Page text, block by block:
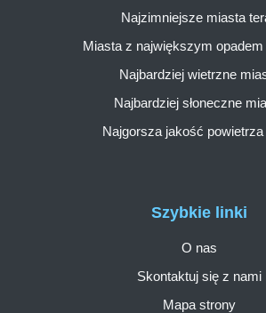
Szybkie linki
O nas
Skontaktuj się z nami
Mapa strony
Najzimniejsze miasta
Miasta z największym
Najbardziej wietrzne
Najbardziej słoneczne
Najgorsza jakość powietrza